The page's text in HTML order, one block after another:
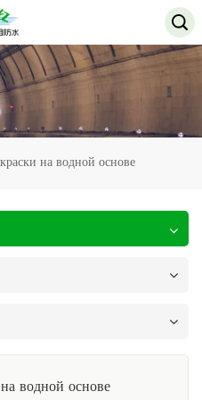
на водной основе
водной основе